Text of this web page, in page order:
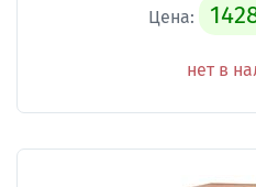
Цена:
нет в